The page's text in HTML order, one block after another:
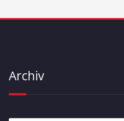
Archiv